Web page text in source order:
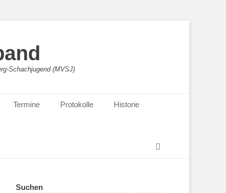
Schachjugend (MVSJ)
Termine Protokolle Historie
Suchen